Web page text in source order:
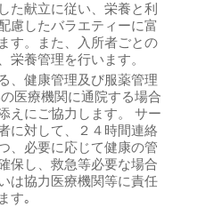
た献立に従い、栄養と利
慮したバラエティーに富
す。また、入所者ごとの
栄養管理を行います。
、健康管理及び服薬管理
医療機関に通院する場合
えにご協力します。 サー
に対して、２４時間連絡
、必要に応じて健康の管
保し、救急等必要な場合
は協力医療機関等に責任
す｡